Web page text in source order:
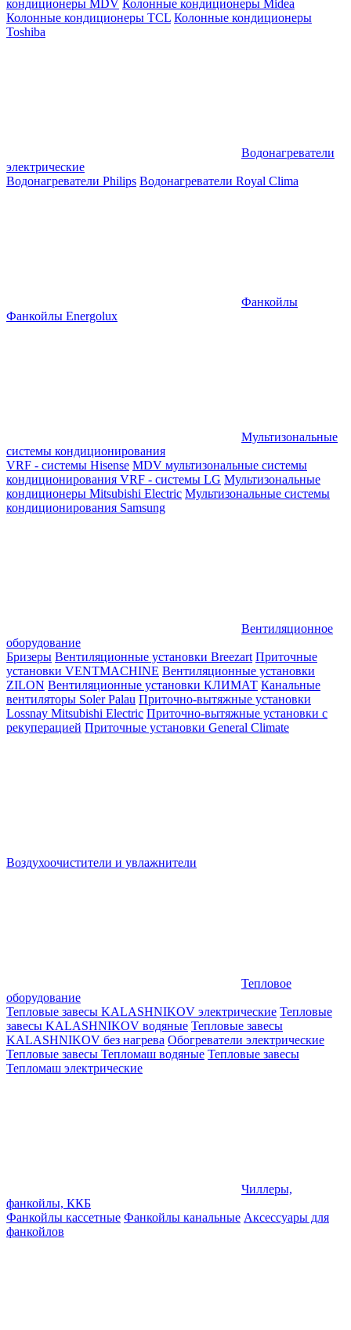
кондиционеры MDV Колонные кондиционеры Midea
Колонные кондиционеры TCL Колонные кондиционеры
Toshiba
Водонагреватели
электрические
Водонагреватели Philips Водонагреватели Royal Clima
Фанкойлы
Фанкойлы Energolux
Мультизональные
системы кондиционирования
VRF - системы Hisense MDV мультизональные системы
кондиционирования VRF - системы LG Мультизональные
кондиционеры Mitsubishi Electric Мультизональные системы
кондиционирования Samsung
Вентиляционное
оборудование
Бризеры Вентиляционные установки Breezart Приточные
установки VENTMACHINE Вентиляционные установки
ZILON Вентиляционные установки КЛИМАТ Канальные
вентиляторы Soler Palau Приточно-вытяжные установки
Lossnay Mitsubishi Electric Приточно-вытяжные установки с
рекуперацией Приточные установки General Climate
Воздухоочистители и увлажнители
Тепловое
оборудование
Тепловые завесы KALASHNIKOV электрические Тепловые
завесы KALASHNIKOV водяные Тепловые завесы
KALASHNIKOV без нагрева Обогреватели электрические
Тепловые завесы Тепломаш водяные Тепловые завесы
Тепломаш электрические
Чиллеры,
фанкойлы, ККБ
Фанкойлы кассетные Фанкойлы канальные Аксессуары для
фанкойлов